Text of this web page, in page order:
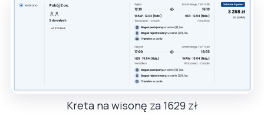
Kreta na wisonę za 1629 zł